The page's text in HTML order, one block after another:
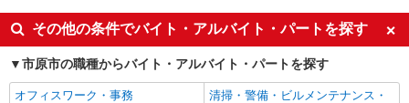
入社日応相談
新卒・第二新卒歓迎
女性活躍中
ミドル（40代～）活躍中
エルダー（50代～）活躍中
自転車通勤OK
交通費支給
社会保険あり
その他の条件でバイト・アルバイト・パートを探す
市原市の職種からバイト・アルバイト・パートを探す
オフィスワーク・事務
清掃・警備・ビルメンテナンス・